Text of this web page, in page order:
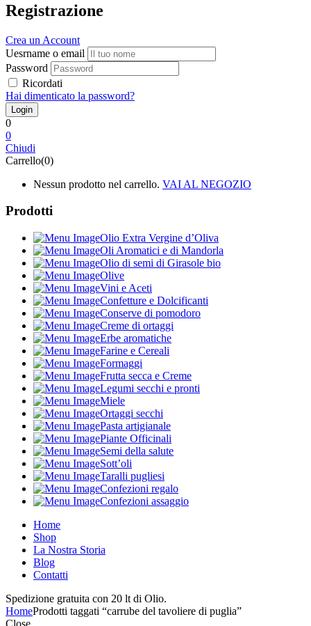
Registrazione
Crea un Account
Uesrname o email
Password
Ricordati
Hai dimenticato la password?
0
0
Chiudi
Carrello(0)
Nessun prodotto nel carrello. VAI AL NEGOZIO
Prodotti
Olio Extra Vergine d’Oliva
Oli Aromatici e di Mandorla
Olio di semi di Girasole bio
Olive
Vini e Aceti
Confetture e Dolcificanti
Conserve di pomodoro
Creme di ortaggi
Erbe aromatiche
Farine e Cereali
Formaggi
Frutta secca e Creme
Legumi secchi e pronti
Miele
Ortaggi secchi
Pasta artigianale
Piante Officinali
Semi della salute
Sott’oli
Taralli pugliesi
Confezioni regalo
Confezioni assaggio
Home
Shop
La Nostra Storia
Blog
Contatti
Spedizione gratuita con 20 lt di Olio.
HomeProdotti taggati “carrube del tavoliere di puglia”
Close